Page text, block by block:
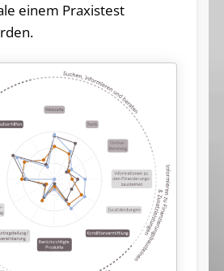
einem Praxistest